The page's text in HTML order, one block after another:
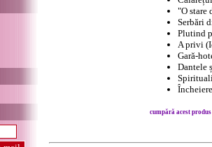
"O stare
Serbări
Plutind
A privi
Gară-
Dantele
Încheiere
cumpără acest produs